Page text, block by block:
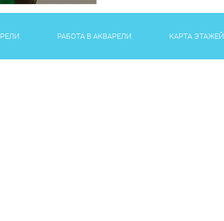
РАБОТА В АКВАРЕЛИ КАРТА ЭТАЖЕЙ